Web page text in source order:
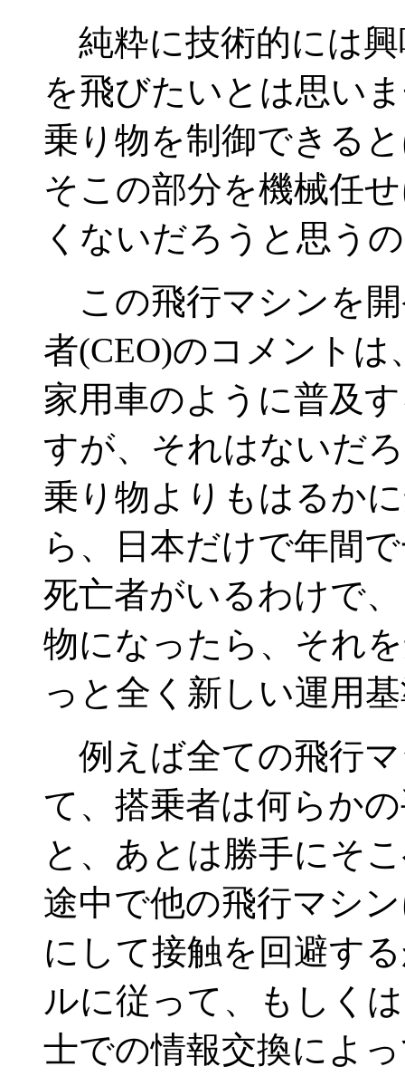
純粋に技術的には
を飛びたいとは思い
乗り物を制御できる
そこの部分を機械任
くないだろうと思う
この飛行マシンを
者(CEO)のコメント
家用車のように普及
すが、それはないだ
乗り物よりもはるか
ら、日本だけで年間
死亡者がいるわけで
物になったら、それ
っと全く新しい運用
例えば全ての飛行
て、搭乗者は何らか
と、あとは勝手にそ
途中で他の飛行マシ
にして接触を回避す
ルに従って、もしく
士での情報交換によ